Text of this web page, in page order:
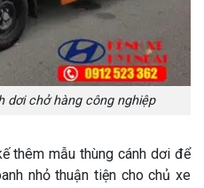
dơi chở hàng công nghiệp
thêm mẫu thùng cánh dơi để
nhỏ thuận tiện cho chủ xe